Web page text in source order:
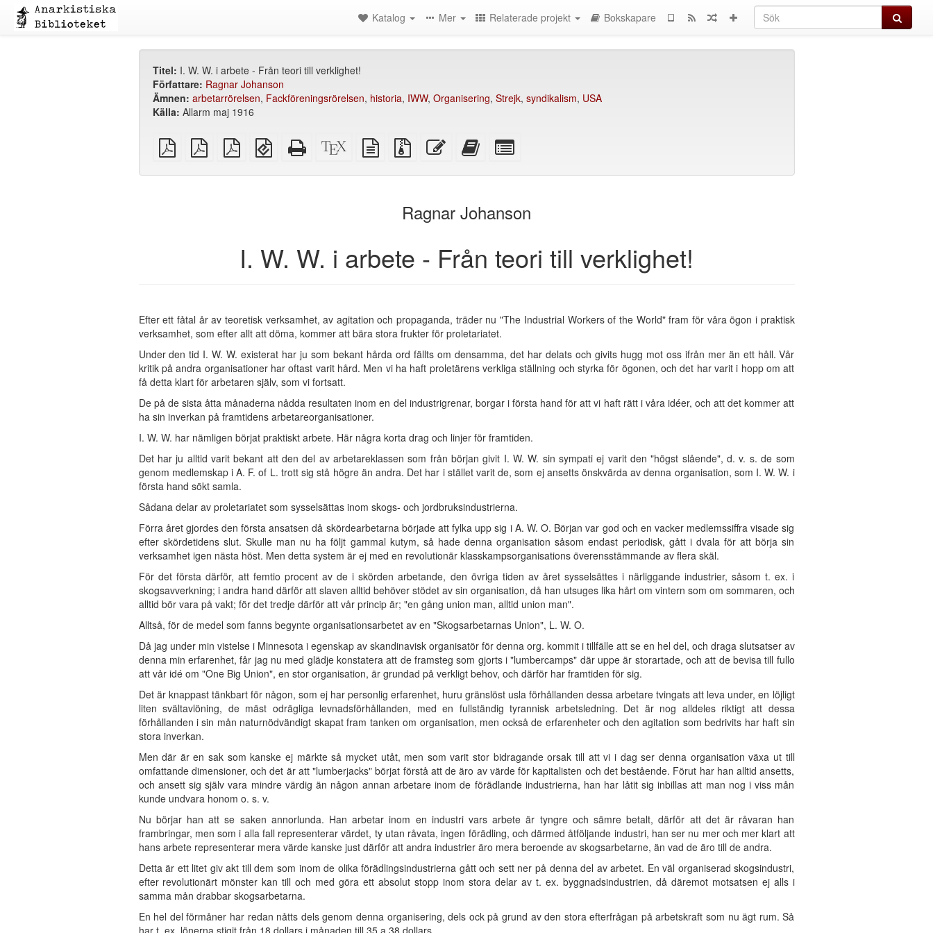
Sök
Katalog Mer Relaterade projekt Bokskapare
Titel: I. W. W. i arbete - Från teori till verklighet!
Författare: Ragnar Johanson
Ämnen: arbetarrörelsen, Fackföreningsrörelsen, historia, IWW, Organisering, Strejk, syndikalism, USA
Källa: Allarm maj 1916
plain
PDF
A4
imposed
Letter
imposed
EPUB
(för
Fristående
HTML
XeLaTeX
källa
plain
text
Källfiler
med
Redigera
denna
Lägg
bokskaparenbookbuilder
Ragnar Johanson
I. W. W. i arbete - Från teori till verklighet!
Efter ett fåtal år av teoretisk verksamhet, av agitation och propaganda, träder nu "The Industrial Workers of the World" fram för våra ögon i praktisk
verksamhet, som efter allt att döma, kommer att bära stora frukter för proletariatet.
Under den tid I. W. W. existerat har ju som bekant hårda ord fällts om densamma, det har delats och givits hugg mot oss ifrån mer än ett håll. Vår
kritik på andra organisationer har oftast varit hård. Men vi ha haft proletärens verkliga ställning och styrka för ögonen, och det har varit i hopp om att
få detta klart för arbetaren själv, som vi fortsatt.
De på de sista åtta månaderna nådda resultaten inom en del industrigrenar, borgar i första hand för att vi haft rätt i våra idéer, och att det kommer att
ha sin inverkan på framtidens arbetareorganisationer.
I. W. W. har nämligen börjat praktiskt arbete. Här några korta drag och linjer för framtiden.
Det har ju alltid varit bekant att den del av arbetareklassen som från början givit I. W. W. sin sympati ej varit den "högst slående", d. v. s. de som
genom medlemskap i A. F. of L. trott sig stå högre än andra. Det har i stället varit de, som ej ansetts önskvärda av denna organisation, som I. W. W. i
första hand sökt samla.
Sådana delar av proletariatet som sysselsättas inom skogs- och jordbruksindustrierna.
Förra året gjordes den första ansatsen då skördearbetarna började att fylka upp sig i A. W. O. Början var god och en vacker medlemssiffra visade sig
efter skördetidens slut. Skulle man nu ha följt gammal kutym, så hade denna organisation såsom endast periodisk, gått i dvala för att börja sin
verksamhet igen nästa höst. Men detta system är ej med en revolutionär klasskampsorganisations överensstämmande av flera skäl.
För det första därför, att femtio procent av de i skörden arbetande, den övriga tiden av året sysselsättes i närliggande industrier, såsom t. ex. i
skogsavverkning; i andra hand därför att slaven alltid behöver stödet av sin organisation, då han utsuges lika hårt om vintern som om sommaren, och
alltid bör vara på vakt; för det tredje därför att vår princip är; "en gång union man, alltid union man".
Alltså, för de medel som fanns begynte organisationsarbetet av en "Skogsarbetarnas Union", L. W. O.
Då jag under min vistelse i Minnesota i egenskap av skandinavisk organisatör för denna org. kommit i tillfälle att se en hel del, och draga slutsatser av
denna min erfarenhet, får jag nu med glädje konstatera att de framsteg som gjorts i "lumbercamps" där uppe är storartade, och att de bevisa till fullo
att vår idé om "One Big Union", en stor organisation, är grundad på verkligt behov, och därför har framtiden för sig.
Det är knappast tänkbart för någon, som ej har personlig erfarenhet, huru gränslöst usla förhållanden dessa arbetare tvingats att leva under, en löjligt
liten svältavlöning, de mäst odrägliga levnadsförhållanden, med en fullständig tyrannisk arbetsledning. Det är nog alldeles riktigt att dessa
förhållanden i sin mån naturnödvändigt skapat fram tanken om organisation, men också de erfarenheter och den agitation som bedrivits har haft sin
stora inverkan.
Men där är en sak som kanske ej märkte så mycket utåt, men som varit stor bidragande orsak till att vi i dag ser denna organisation växa ut till
omfattande dimensioner, och det är att "lumberjacks" börjat förstå att de äro av värde för kapitalisten och det bestående. Förut har han alltid ansetts,
och ansett sig själv vara mindre värdig än någon annan arbetare inom de förädlande industrierna, han har låtit sig inbillas att man nog i viss mån
kunde undvara honom o. s. v.
Nu börjar han att se saken annorlunda. Han arbetar inom en industri vars arbete är tyngre och sämre betalt, därför att det är råvaran han
frambringar, men som i alla fall representerar värdet, ty utan råvata, ingen förädling, och därmed åtföljande industri, han ser nu mer och mer klart att
hans arbete representerar mera värde kanske just därför att andra industrier äro mera beroende av skogsarbetarne, än vad de äro till de andra.
Detta är ett litet giv akt till dem som inom de olika förädlingsindustrierna gått och sett ner på denna del av arbetet. En väl organiserad skogsindustri,
efter revolutionärt mönster kan till och med göra ett absolut stopp inom stora delar av t. ex. byggnadsindustrien, då däremot motsatsen ej alls i
samma mån drabbar skogsarbetarna.
En hel del förmåner har redan nåtts dels genom denna organisering, dels ock på grund av den stora efterfrågan på arbetskraft som nu ägt rum. Så